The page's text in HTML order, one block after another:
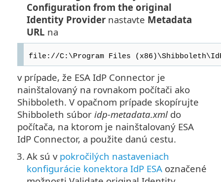
Configuration from the original
Identity Provider nastavte Metadata
URL na
file://C:\Program Files
v prípade, že ESA IdP Connector je
nainštalovaný na rovnakom počítači ako
Shibboleth. V opačnom prípade skopírujte
Shibboleth súbor idp-metadata.xml do
počítača, na ktorom je nainštalovaný ESA
IdP Connector, a použite danú cestu.
3. Ak sú v pokročilých nastaveniach
konfigurácie konektora IdP ESA označené